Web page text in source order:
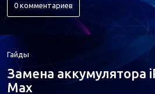
0 комментариев
Гайды
Замена аккумулятора
Max